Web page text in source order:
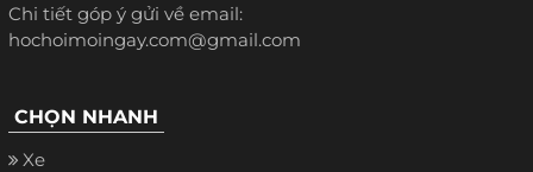
Chi tiết góp ý gửi về email:
hochoimoingay.com@gmail.com
CHỌN NHANH
Xe